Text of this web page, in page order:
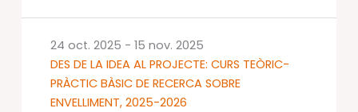
DES DE LA IDEA AL PROJECTE: CURS TEÒRIC-
PRÀCTIC BÀSIC DE RECERCA SOBRE
ENVELLIMENT, 2025-2026
24 oct. 2025 - 15 nov. 2025